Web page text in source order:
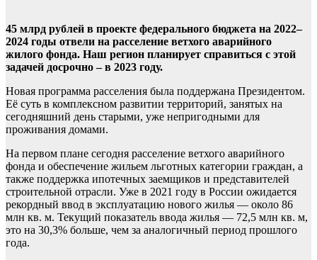
45 млрд рублей в проекте федерального бюджета на 2022–
2024 годы отвели на расселение ветхого аварийного
жилого фонда. Наш регион планирует справиться с этой
задачей досрочно – в 2023 году.
Новая программа расселения была поддержана Президентом.
Её суть в комплексном развитии территорий, занятых на
сегодняшний день старыми, уже непригодными для
проживания домами.
На первом плане сегодня расселение ветхого аварийного
фонда и обеспечение жильем льготных категории граждан, а
также поддержка ипотечных заемщиков и представителей
строительной отрасли. Уже в 2021 году в России ожидается
рекордный ввод в эксплуатацию нового жилья — около 86
млн кв. м. Текущий показатель ввода жилья — 72,5 млн кв. м,
это на 30,3% больше, чем за аналогичный период прошлого
года.